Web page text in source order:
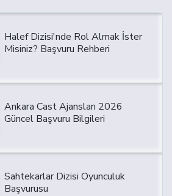
Halef Dizisi'nde Rol Almak İster
Misiniz? Başvuru Rehberi
Ankara Cast Ajansları 2026
Güncel Başvuru Bilgileri
Sahtekarlar Dizisi Oyunculuk
Başvurusu